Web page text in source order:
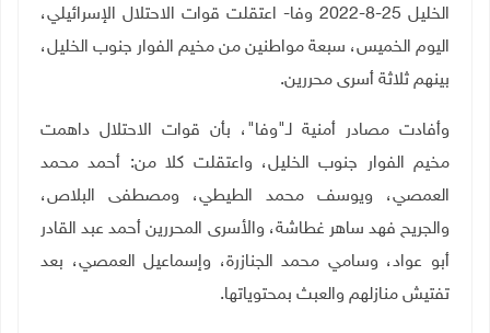
الخليل 25-8-2022 وفا- اعتقلت قوات الاحتلال الإسرائيلي،
اليوم الخميس، سبعة مواطنين من مخيم الفوار جنوب الخليل،
بينهم ثلاثة أسرى محررين.
وأفادت مصادر أمنية لـ"وفا"، بأن قوات الاحتلال داهمت
مخيم الفوار جنوب الخليل، واعتقلت كلا من: أحمد محمد
العمصي، ويوسف محمد الطيطي، ومصطفى البلاص،
والجريح فهد ساهر غطاشة، والأسرى المحررين أحمد عبد القادر
أبو عواد، وسامي محمد الجنازرة، وإسماعيل العمصي، بعد
تفتيش منازلهم والعبث بمحتوياتها.